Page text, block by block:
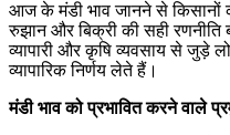
आज के मंडी भाव जानने से किसानों
रुझान और बिक्री की सही
व्यापारी और कृषि व्यवसाय से जुड़े
व्यापारिक निर्णय लेते हैं।
मंडी भाव को प्रभावित करने वाले